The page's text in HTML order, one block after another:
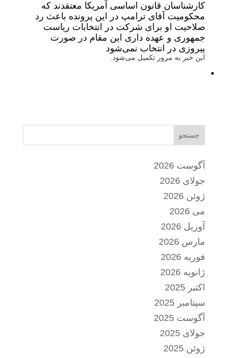
کارشناسان قانون اساسی آمریکا معتقدند که
محکومیت آقای ترامپ در این پرونده باعث رد
صلاحیت او برای شرکت در انتخابات ریاست
جمهوری و عهده داری این مقام در صورت
پیروزی در انتخاب نمی‌شود
این خبر به مرور تکمیل می‌شود.
جستجو
آگوست 2026
جولای 2026
ژوئن 2026
می 2026
آوریل 2026
مارس 2026
فوریه 2026
ژانویه 2026
اکتبر 2025
سپتامبر 2025
آگوست 2025
جولای 2025
ژوئن 2025